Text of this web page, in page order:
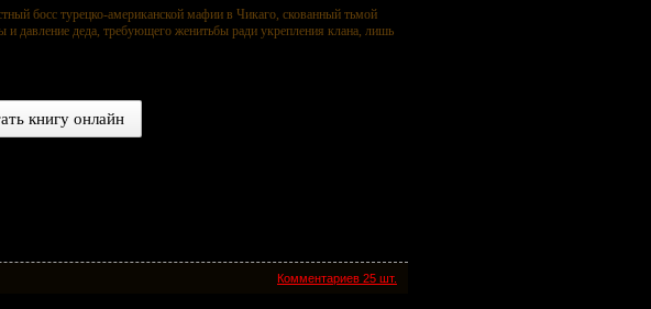
босс турецко-американской мафии в Чикаго, скованный тьмой
давление деда, требующего женитьбы ради укрепления клана, лишь
книгу онлайн
Комментариев 25 шт.